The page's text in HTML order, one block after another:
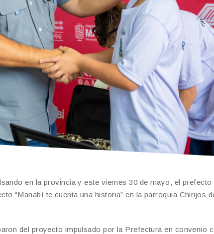
en la provincia y este viernes 30 de mayo, el
“Manabí te cuenta una historia” en la parroquia Chirijos
del proyecto impulsado por la Prefectura en convenio